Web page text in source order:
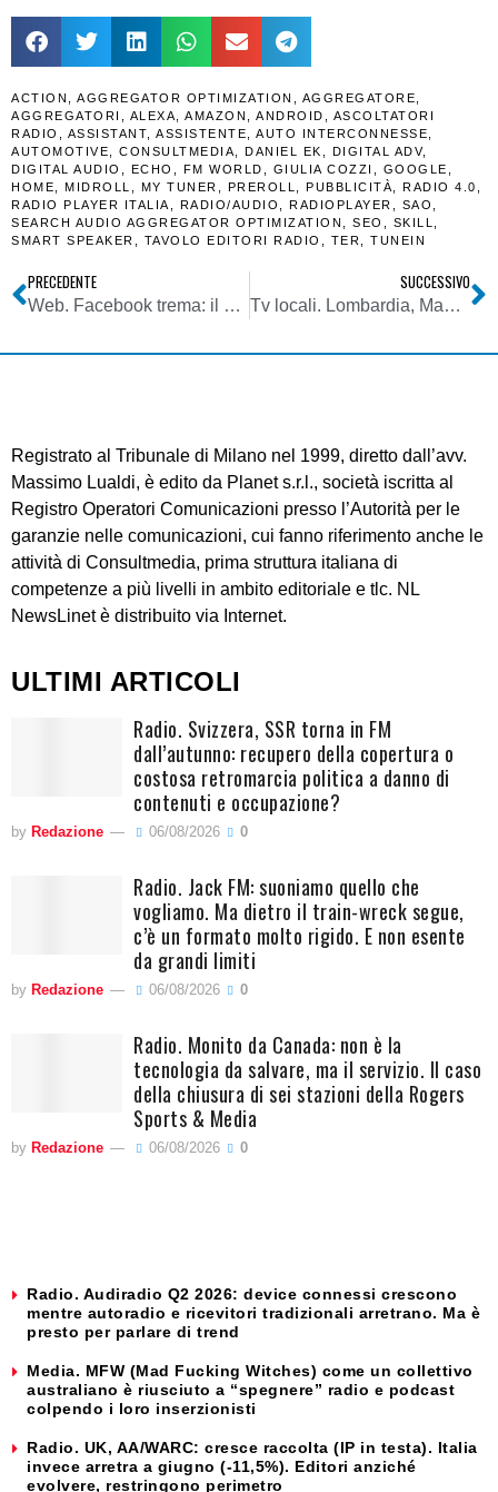
ACTION AGGREGATOR OPTIMIZATION AGGREGATORE
AGGREGATORI
ALEXA AMAZON ANDROID
ASCOLTATORI
RADIO
ASSISTANT ASSISTENTE AUTO INTERCONNESSE
AUTOMOTIVE
CONSULTMEDIA DANIEL EK DIGITAL ADV,
DIGITAL AUDIO
ECHO FM WORLD GIULIA COZZI GOOGLE
HOME
MIDROLL MY TUNER PREROLL PUBBLICITÀ RADIO 4.0
RADIO PLAYER ITALIA
RADIO/AUDIO RADIOPLAYER SAO
SEARCH AUDIO AGGREGATOR OPTIMIZATION
SEO SKILL
SMART SPEAKER
TAVOLO EDITORI RADIO TER TUNEIN
PRECEDENTE
Web. Facebook trema: il prossimo obiettivo di Amazon e’ dominare sul mercato pubblicitario. L’impennata sul bilancio della piattaforma e’ anche merito di AWS
SUCCESSIVO
Tv locali. Lombardia, Mantova: il gruppo veronese Athesis cancella la direzione autonoma di Telemantova. La responsabilita’ giornalistica dell’emittente passa da Monica Bottura a Mario Puliero
Registrato al Tribunale di Milano nel 1999, diretto dall’avv.
Massimo Lualdi, è edito da Planet s.r.l., società iscritta al
Registro Operatori Comunicazioni presso l’Autorità per le
garanzie nelle comunicazioni, cui fanno riferimento anche le
attività di Consultmedia, prima struttura italiana di
competenze a più livelli in ambito editoriale e tlc. NL
NewsLinet è distribuito via Internet.
ULTIMI ARTICOLI
Radio. Svizzera, SSR torna in FM
dall’autunno: recupero della copertura o
costosa retromarcia politica a danno di
contenuti e occupazione?
by Redazione 06/08/2026 0
Radio. Jack FM: suoniamo quello che
vogliamo. Ma dietro il train-wreck segue,
c’è un formato molto rigido. E non esente
da grandi limiti
by Redazione 06/08/2026 0
Radio. Monito da Canada: non è la
tecnologia da salvare, ma il servizio. Il caso
della chiusura di sei stazioni della Rogers
Sports & Media
by Redazione 06/08/2026 0
Radio. Audiradio Q2 2026: device connessi crescono
mentre autoradio e ricevitori tradizionali arretrano. Ma è
presto per parlare di trend
Media. MFW (Mad Fucking Witches) come un collettivo
australiano è riusciuto a “spegnere” radio e podcast
colpendo i loro inserzionisti
Radio. UK, AA/WARC: cresce raccolta (IP in testa). Italia
invece arretra a giugno (-11,5%). Editori anziché
evolvere, restringono perimetro